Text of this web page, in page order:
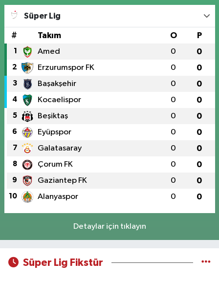
Süper Lig
# Takım O P
1 Amed 0 0
2 Erzurumspor FK 0 0
3 Başakşehir 0 0
4 Kocaelispor 0 0
5 Beşiktaş 0 0
6 Eyüpspor 0 0
7 Galatasaray 0 0
8 Çorum FK 0 0
9 Gaziantep FK 0 0
10 Alanyaspor 0 0
Detaylar için tıklayın
Süper Lig Fikstür